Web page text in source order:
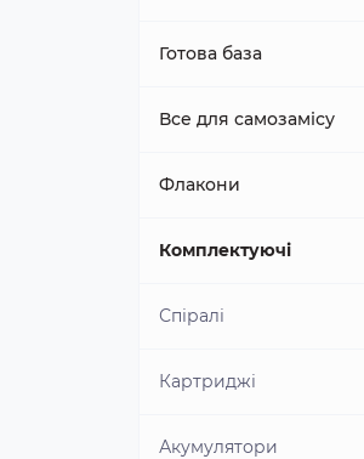
Solub Arome
Премікси Cork
Премікси Nomad
T Juice
Vampire Vape
Xian Taima
FlavourArt
Готова база
Все для самозамісу
Пропіленгліколь
Гліцерин
Добавки та підсилювачі
Флакони
Комплектуючі
Спіралі
Картриджі
Акумулятори